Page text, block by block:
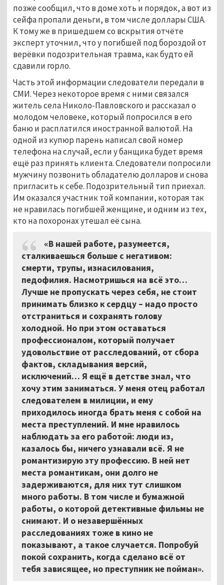
позже сообщил, что в доме хоть и порядок, а вот из
сейфа пропали деньги, в том числе доллары США.
К тому же в пришедшем со вскрытия отчёте
эксперт уточнил, что у погибшей под бороздой от
верёвки подозрительная травма, как будто ей
сдавили горло.
Часть этой информации следователи передали в
СМИ. Через некоторое время с ними связался
житель села Николо-Павловского и рассказал о
молодом человеке, который попросился в его
баню и расплатился иностранной валютой. На
одной из купюр парень написал свой номер
телефона на случай, если у банщика будет время
ещё раз принять клиента. Следователи попросили
мужчину позвонить обладателю долларов и снова
пригласить к себе. Подозрительный тип приехал.
Им оказался участник той компании, которая так
не нравилась погибшей женщине, и одним из тех,
кто на похоронах утешал её сына.
«В нашей работе, разумеется,
сталкиваешься больше с негативом:
смерти, трупы, изнасилования,
педофилия. Насмотришься на всё это…
Лучше не пропускать через себя, не стоит
принимать близко к сердцу – надо просто
отстраниться и сохранять голову
холодной. Но при этом оставаться
профессионалом, который получает
удовольствие от расследований, от сбора
фактов, складывания версий,
исключений… Я ещё в детстве знал, что
хочу этим заниматься. У меня отец работал
следователем в милиции, и ему
приходилось иногда брать меня с собой на
места преступлений. И мне нравилось
наблюдать за его работой: люди из,
казалось бы, ничего узнавали всё. Я не
романтизирую эту профессию. В ней нет
места романтикам, они долго не
задерживаются, для них тут слишком
много работы. В том числе и бумажной
работы, о которой детективные фильмы не
снимают. И о незавершённых
расследованиях тоже в кино не
показывают, а такое случается. Попробуй
покой сохранить, когда сделано всё от
тебя зависящее, но преступник не пойман».